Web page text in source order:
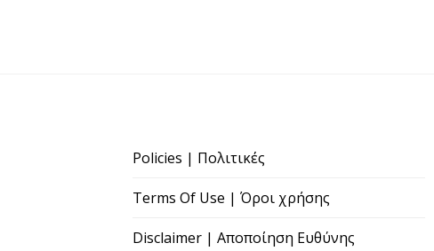
Policies | Πολιτικές
Terms Of Use | Όροι χρήσης
Disclaimer | Αποποίηση Ευθύνης